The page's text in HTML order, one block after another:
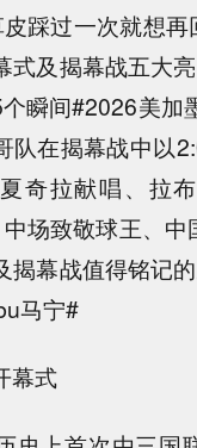
踩过一次就想
式及揭幕战五大
瞬间#2026美加
队在揭幕战中以
奇拉献唱、拉
中场致敬球王、
揭幕战值得铭记
马宁#
幕式